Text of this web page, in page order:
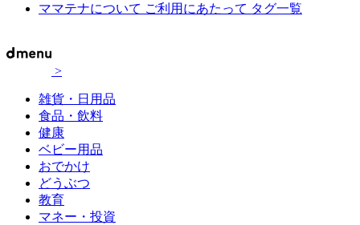
ママテナについて ご利用にあたって タグ一覧
>
雑貨・日用品
食品・飲料
健康
ベビー用品
おでかけ
どうぶつ
教育
マネー・投資